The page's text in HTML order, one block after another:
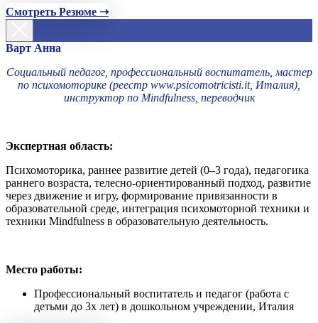
Смотреть Резюме ➝
Варт Анна
Социальный педагог, профессиональный воспитатель, мастер
по психомоторике (реестр www.psicomotricisti.it, Италия),
инструктор по Mindfulness, переводчик
Экспертная область:
Психомоторика, раннее развитие детей (0–3 года), педагогика
раннего возраста, телесно-ориентированный подход, развитие
через движение и игру, формирование привязанности в
образовательной среде, интеграция психомоторной техники и
техники Mindfulness в образовательную деятельность.
Место работы:
Профессиональный воспитатель и педагог (работа с
детьми до 3х лет) в дошкольном учреждении, Италия